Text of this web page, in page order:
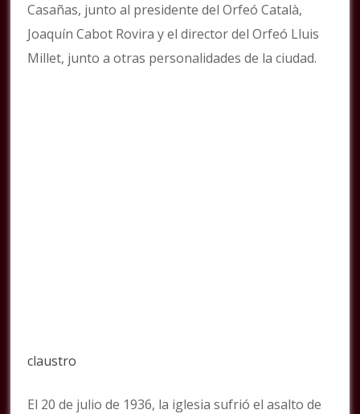
Casañas, junto al presidente del Orfeó Català,
Joaquín Cabot Rovira y el director del Orfeó Lluis
Millet, junto a otras personalidades de la ciudad.
claustro
El 20 de julio de 1936, la iglesia sufrió el asalto de